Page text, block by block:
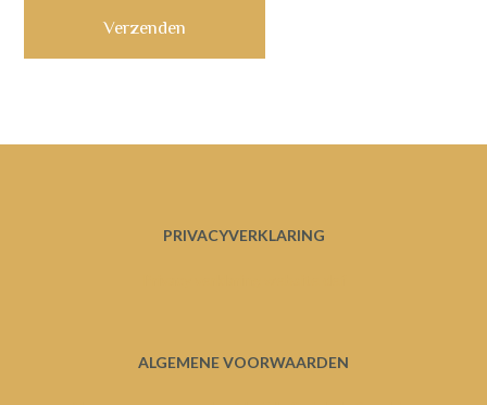
PRIVACYVERKLARING
ALGEMENE VOORWAARDEN